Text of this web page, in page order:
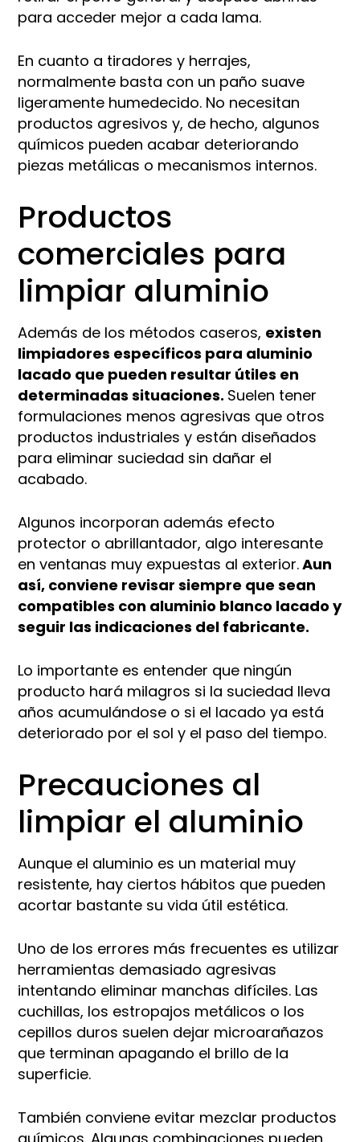
para acceder mejor a cada lama.
En cuanto a tiradores y herrajes,
normalmente basta con un paño suave
ligeramente humedecido. No necesitan
productos agresivos y, de hecho, algunos
químicos pueden acabar deteriorando
piezas metálicas o mecanismos internos.
Productos
comerciales para
limpiar aluminio
Además de los métodos caseros, existen
limpiadores específicos para aluminio
lacado que pueden resultar útiles en
determinadas situaciones. Suelen tener
formulaciones menos agresivas que otros
productos industriales y están diseñados
para eliminar suciedad sin dañar el
acabado.
Algunos incorporan además efecto
protector o abrillantador, algo interesante
en ventanas muy expuestas al exterior.Aun
así, conviene revisar siempre que sean
compatibles con aluminio blanco lacado y
seguir las indicaciones del fabricante.
Lo importante es entender que ningún
producto hará milagros si la suciedad lleva
años acumulándose o si el lacado ya está
deteriorado por el sol y el paso del tiempo.
Precauciones al
limpiar el aluminio
Aunque el aluminio es un material muy
resistente, hay ciertos hábitos que pueden
acortar bastante su vida útil estética.
Uno de los errores más frecuentes es utilizar
herramientas demasiado agresivas
intentando eliminar manchas difíciles. Las
cuchillas, los estropajos metálicos o los
cepillos duros suelen dejar microarañazos
que terminan apagando el brillo de la
superficie.
También conviene evitar mezclar productos